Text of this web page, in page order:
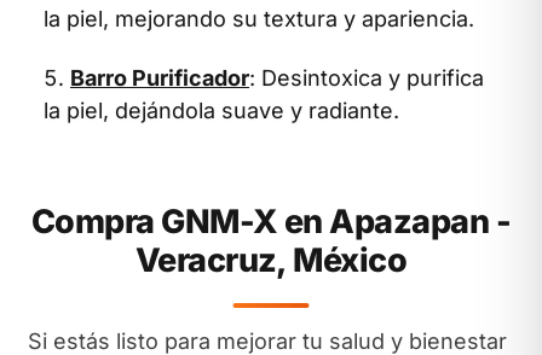
la piel, mejorando su textura y apariencia.
Barro Purificador: Desintoxica y purifica
la piel, dejándola suave y radiante.
Compra GNM-X en Apazapan -
Veracruz, México
Si estás listo para mejorar tu salud y bienestar